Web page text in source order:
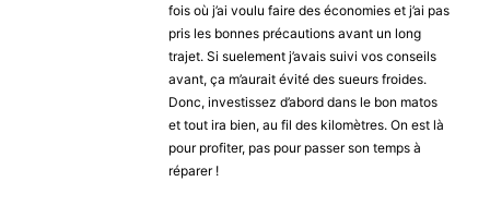
fois où j’ai voulu faire des économies et j’ai pas
pris les bonnes précautions avant un long
trajet. Si suelement j’avais suivi vos conseils
avant, ça m’aurait évité des sueurs froides.
Donc, investissez d’abord dans le bon matos
et tout ira bien, au fil des kilomètres. On est là
pour profiter, pas pour passer son temps à
réparer !